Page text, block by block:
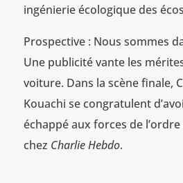
ingénierie écologique des
Prospective : Nous sommes
Une publicité vante les
voiture. Dans la scène finale,
Kouachi se congratulent
échappé aux forces de
chez Charlie Hebdo.